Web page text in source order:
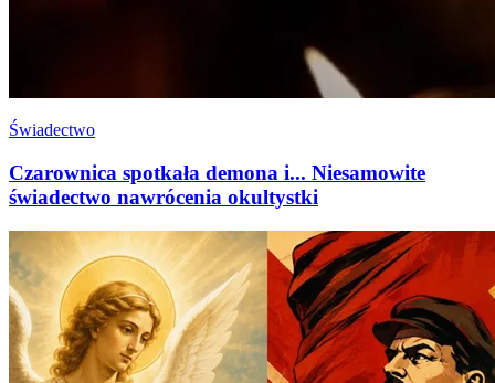
Świadectwo
Czarownica spotkała demona i... Niesamowite
świadectwo nawrócenia okultystki